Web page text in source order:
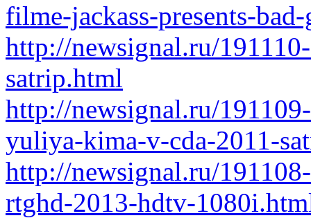
filme-jackass-presents-
http://newsignal.ru/
satrip.html
http://newsignal.ru/
yuliya-kima-v-cda-2011-
http://newsignal.ru/
rtghd-2013-hdtv-